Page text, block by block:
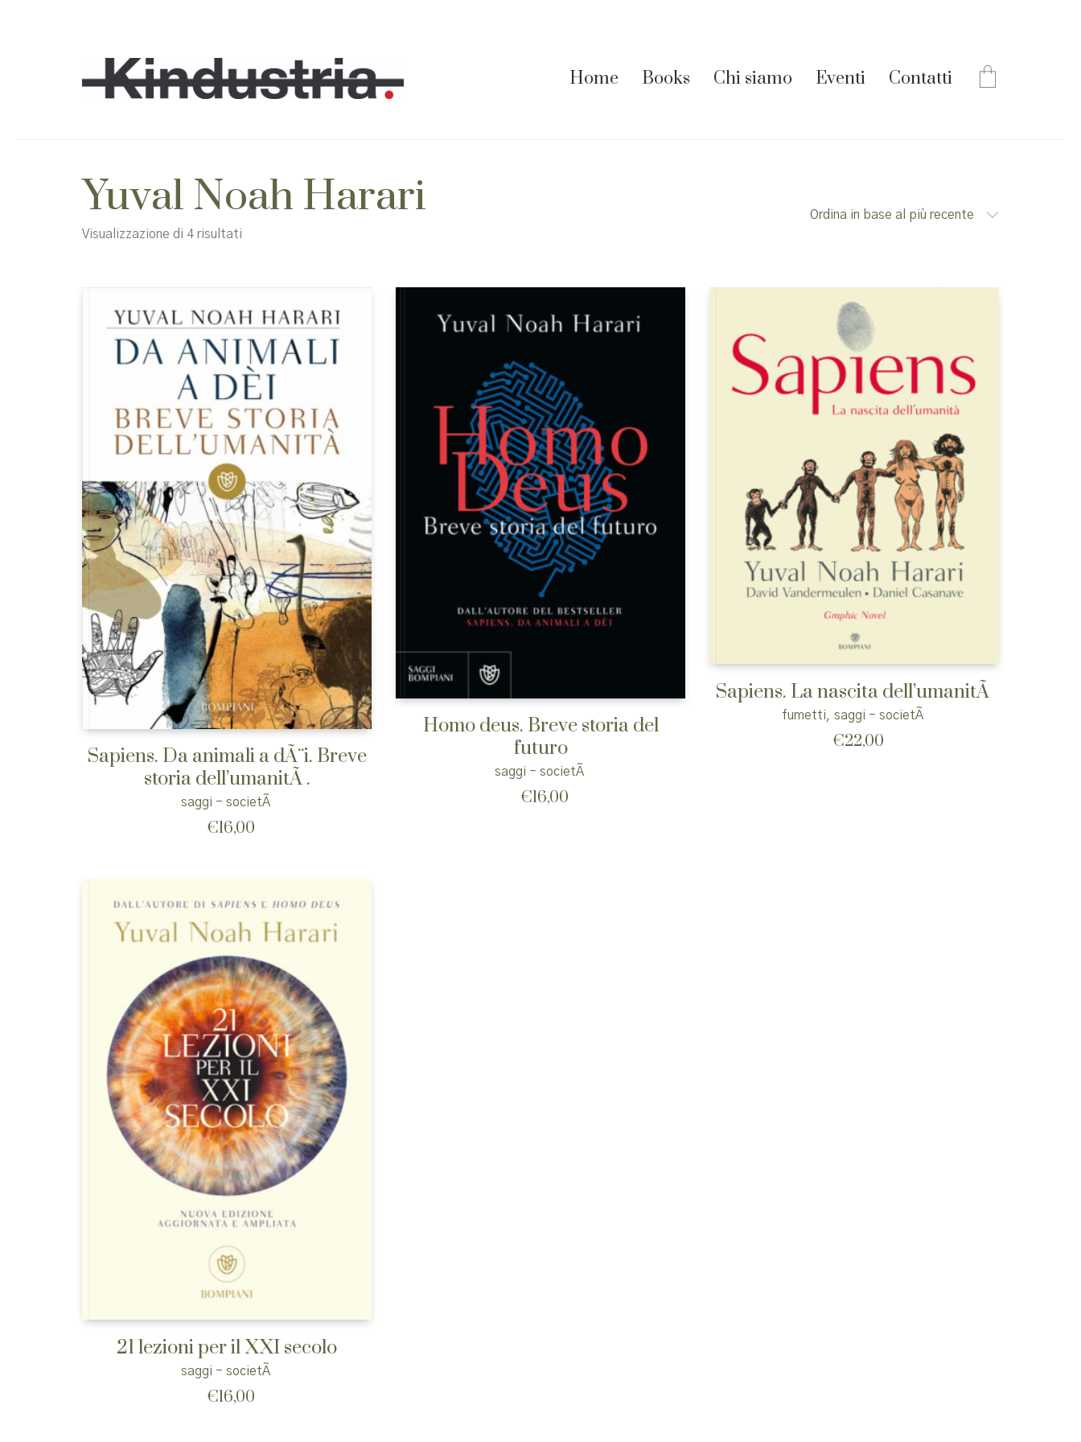
Home Books Chi siamo Eventi Contatti
Yuval Noah Harari
Visualizzazione di 4 risultati
recente
Ordina in base al più recente
Sapiens. Da animali a dÃ¨i. Breve
storia dell’umanitÃ .
saggi - societÃ
€16,00
Homo deus. Breve storia del
futuro
saggi - societÃ
€16,00
Sapiens. La nascita dell’umanitÃ
fumetti, saggi - societÃ
€22,00
21 lezioni per il XXI secolo
saggi - societÃ
€16,00